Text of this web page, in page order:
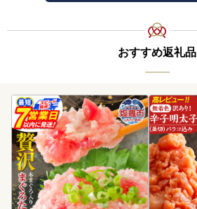
おすすめ返礼品